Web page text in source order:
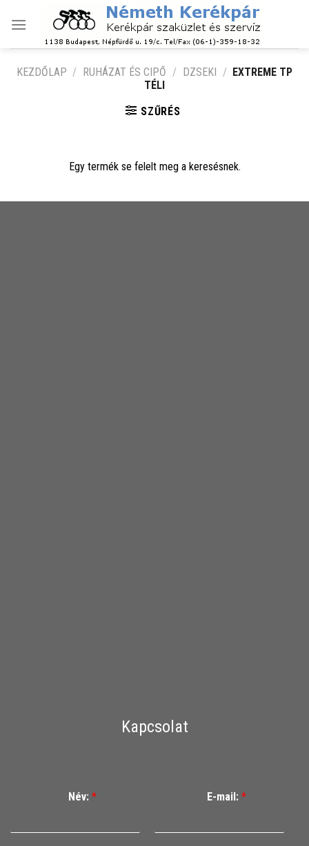
KEZDŐLAP / RUHÁZAT ÉS CIPŐ / DZSEKI / EXTREME TP
TÉLI
SZŰRÉS
Egy termék se felelt meg a keresésnek.
Kapcsolat
Név: * E-mail: *